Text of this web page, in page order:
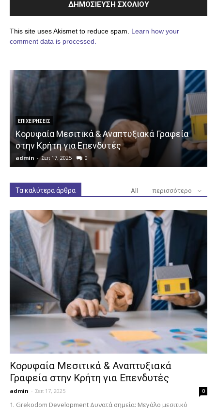
This site uses Akismet to reduce spam. Learn how your
comment data is processed.
ΕΠΙΧΕΙΡΉΣΕΙΣ
Κορυφαία Μεσιτικά & Αναπτυξιακά Γραφεία
στην Κρήτη για Επενδυτές
admin - Σεπ 17, 2025 0
Τα καλύτερα άρθρα All περισσότερο
Κορυφαία Μεσιτικά & Αναπτυξιακά
Γραφεία στην Κρήτη για Επενδυτές
admin - Σεπ 17, 2025 0
1. Grekodom Development Δυνατά σημεία: Μεγάλο μεσιτικό